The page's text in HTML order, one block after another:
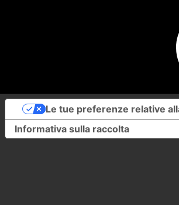
Informativa sulla raccolta
Le tue preferenze relative